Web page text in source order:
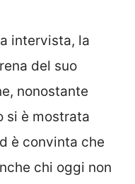
intervista, la
del suo
nonostante
si è mostrata
è convinta che
chi oggi non